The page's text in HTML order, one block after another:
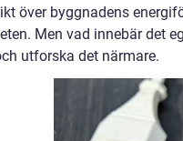
över byggnadens
Men vad innebär det
utforska det närmare.